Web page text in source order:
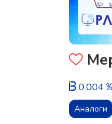
0.004
Аналоги